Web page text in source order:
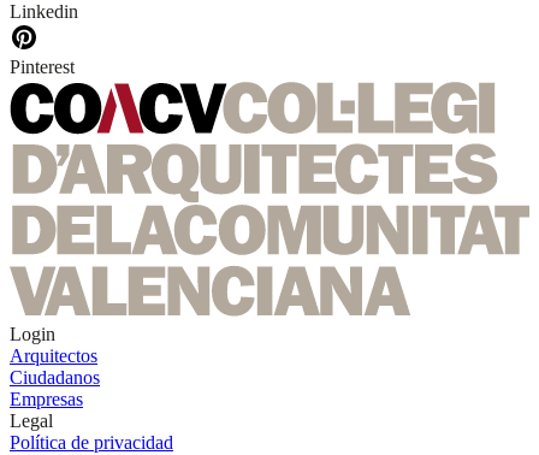
Linkedin
Pinterest
Login
Arquitectos
Ciudadanos
Empresas
Legal
Política de privacidad